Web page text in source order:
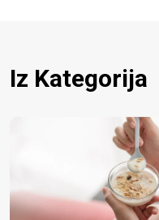
Iz Kategorija